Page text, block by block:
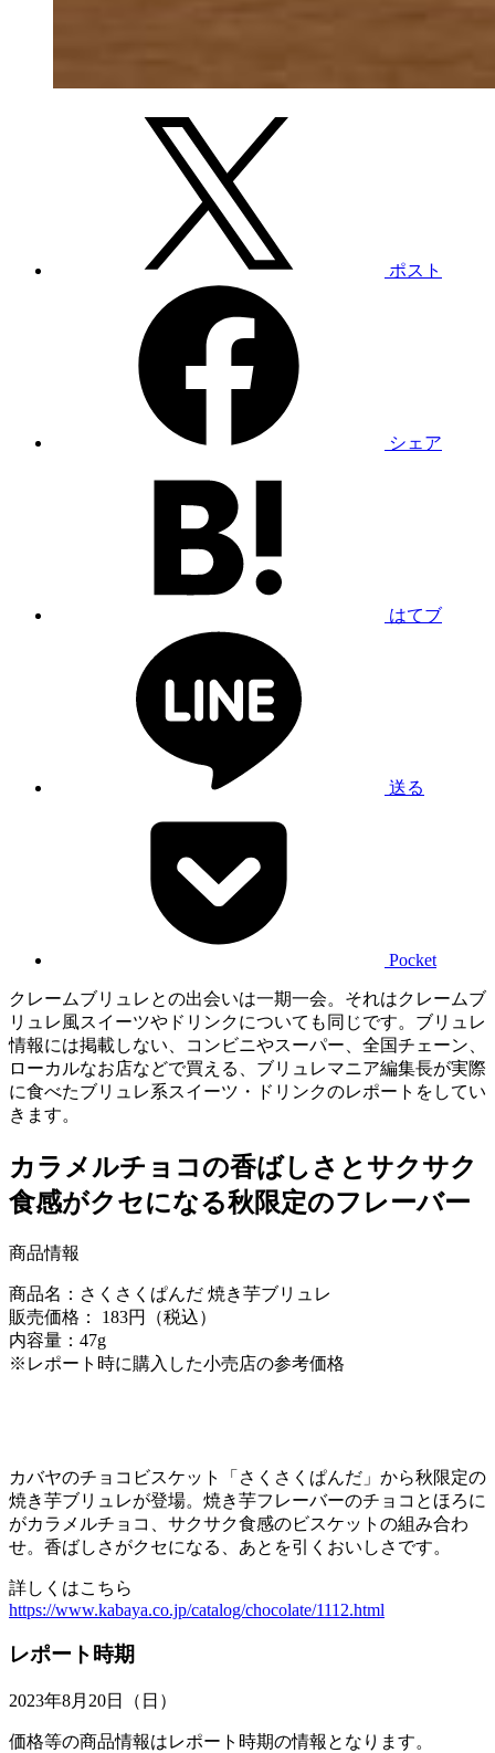
ポスト
シェア
はてブ
送る
Pocket
クレームブリュレとの出会いは一期一会。それはクレームブ
リュレ風スイーツやドリンクについても同じです。ブリュレ
情報には掲載しない、コンビニやスーパー、全国チェーン、
ローカルなお店などで買える、ブリュレマニア編集長が実際
に食べたブリュレ系スイーツ・ドリンクのレポートをしてい
きます。
カラメルチョコの香ばしさとサクサク
食感がクセになる秋限定のフレーバー
商品情報
商品名：さくさくぱんだ 焼き芋ブリュレ
販売価格： 183円（税込）
内容量：47g
※レポート時に購入した小売店の参考価格
カバヤのチョコビスケット「さくさくぱんだ」から秋限定の
焼き芋ブリュレが登場。焼き芋フレーバーのチョコとほろに
がカラメルチョコ、サクサク食感のビスケットの組み合わ
せ。香ばしさがクセになる、あとを引くおいしさです。
詳しくはこちら
https://www.kabaya.co.jp/catalog/chocolate/1112.html
レポート時期
2023年8月20日（日）
価格等の商品情報はレポート時期の情報となります。